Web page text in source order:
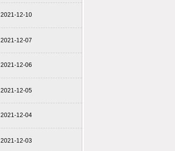
2021-12-10
2021-12-07
2021-12-06
2021-12-05
2021-12-04
2021-12-03